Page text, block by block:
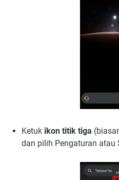
Ketuk ikon titik tiga
dan pilih Pengaturan atau